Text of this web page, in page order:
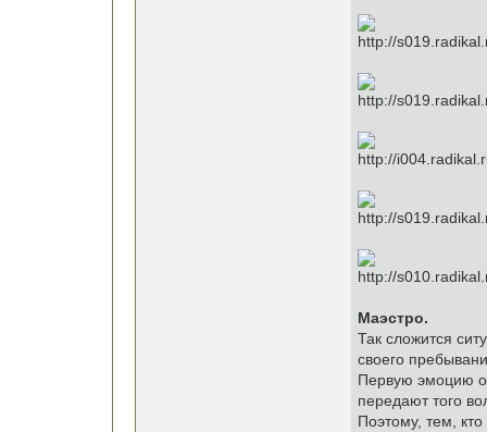
Маэстро.
Так сложится
своего
Первую эмоцию
передают того
Поэтому, тем,